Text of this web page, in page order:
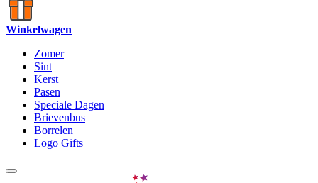
Winkelwagen
Zomer
Sint
Kerst
Pasen
Speciale Dagen
Brievenbus
Borrelen
Logo Gifts